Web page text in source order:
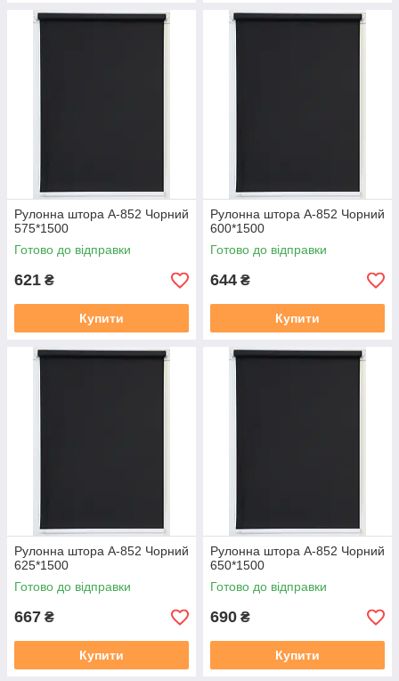
Рулонна штора А-852 Чорний
575*1500
Готово до відправки
621 ₴
Купити
Рулонна штора А-852 Чорний
600*1500
Готово до відправки
644 ₴
Купити
Рулонна штора А-852 Чорний
625*1500
Готово до відправки
667 ₴
Купити
Рулонна штора А-852 Чорний
650*1500
Готово до відправки
690 ₴
Купити